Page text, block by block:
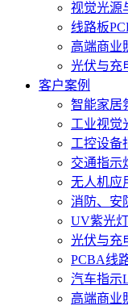
视觉光源
线路板
高端商业
光伏与充
客户案例
智能家居
工业视觉
工控设备
交通指示
无人机应
消防、安
UV紫光
光伏与充
PCBA线
汽车指示
高端商业